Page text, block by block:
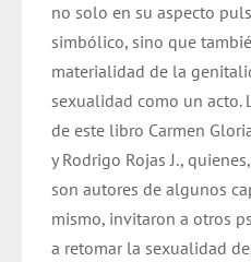
no solo en su aspecto
simbólico, sino que
materialidad de la
sexualidad como un acto.
de este libro Carmen
y Rodrigo Rojas J.,
son autores de algunos
mismo, invitaron a otros
a retomar la sexualidad